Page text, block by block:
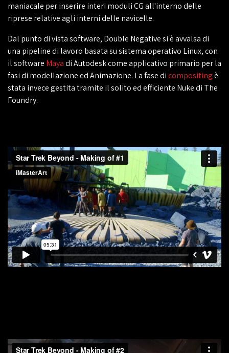
maniacale per inserire interi moduli CG all'interno delle
riprese relative agli interni delle navicelle.
Dal punto di vista software, Double Negative si è avvalsa di
una pipeline di lavoro basata su sistema operativo Linux, con
il software Mayadi Autodesk come applicativo primario per la
fasi di modellazione ed Animazione. La fase dicompositingè
stata invece gestita tramite il solito ed efficiente Nuke di The
Foundry.